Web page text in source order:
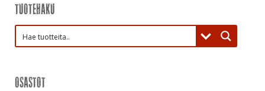
Tuotehaku
Osastot